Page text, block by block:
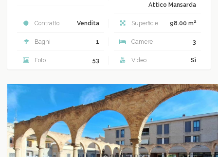
Attico Mansarda
Contratto Vendita Superficie 98.00 m2
Bagni 1 Camere 3
Foto 53 Video Sì